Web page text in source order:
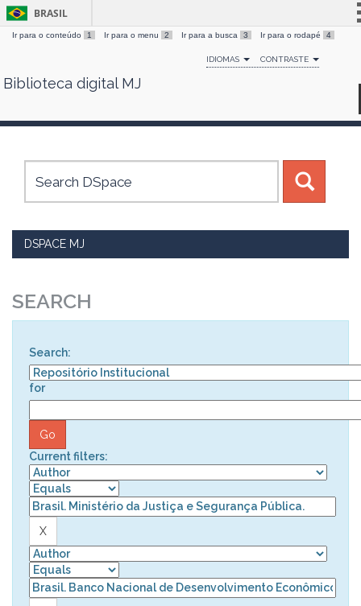
Skip
BRASIL
Simplifique!
Comunica BR
Canais
Ir para o conteúdo 1 Ir para o menu 2 Ir para a busca 3 Ir para o rodapé 4
IDIOMAS CONTRASTE
Biblioteca digital MJ
DSPACE MJ
SEARCH
Search:
for
Current filters: